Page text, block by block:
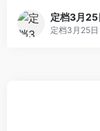
定档3月25